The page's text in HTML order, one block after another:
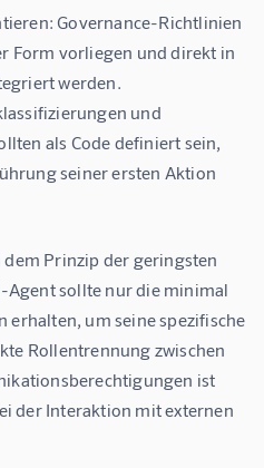
Governance-Richtlinien
Form vorliegen und direkt in
werden.
und
als Code definiert sein,
seiner ersten Aktion
Prinzip der geringsten
Agent sollte nur die minimal
erhalten, um seine spezifische
Rollentrennung zwischen
ist
der Interaktion mit externen